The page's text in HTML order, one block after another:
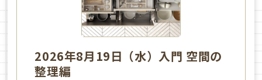
2026年8月19日（水）入門 空間の
整理編